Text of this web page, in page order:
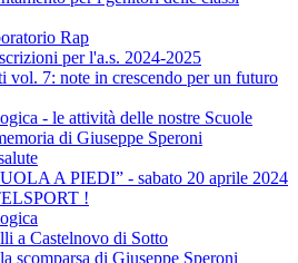
Rap
per l'a.s. 2024-2025
vol. 7: note in crescendo per un futuro
- le attività delle nostre Scuole
di Giuseppe Speroni
A PIEDI” - sabato 20 aprile 2024
!
a Castelnovo di Sotto
scomparsa di Giuseppe Speroni